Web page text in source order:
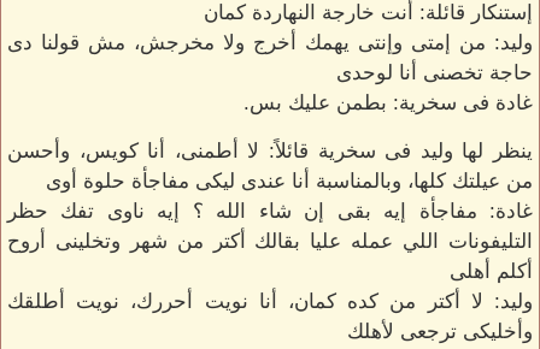
إستنكار قائلة: أنت خارجة النهاردة كمان
وليد: من إمتى وإنتى يهمك أخرج ولا مخرجش، مش قولنا دى
حاجة تخصنى أنا لوحدى
غادة فى سخرية: بطمن عليك بس.
ينظر لها وليد فى سخرية قائلاً: لا أطمنى، أنا كويس، وأحسن
من عيلتك كلها، وبالمناسبة أنا عندى ليكى مفاجأة حلوة أوى
غادة: مفاجأة إيه بقى إن شاء الله ؟ إيه ناوى تفك حظر
التليفونات اللي عمله عليا بقالك أكتر من شهر وتخلينى أروح
أكلم أهلى
وليد: لا أكتر من كده كمان، أنا نويت أحررك، نويت أطلقك
وأخليكى ترجعى لأهلك